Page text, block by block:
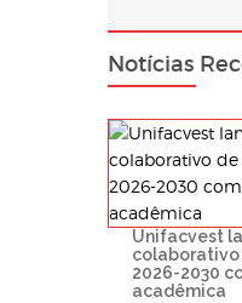
Notícias
Unifacvest
colaborativo
2026-2030
acadêmica